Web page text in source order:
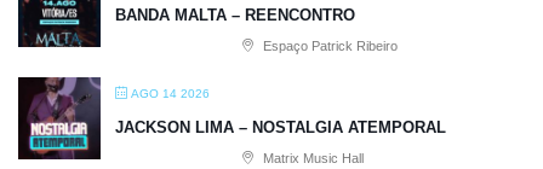
BANDA MALTA – REENCONTRO
Espaço Patrick Ribeiro
AGO 14 2026
JACKSON LIMA – NOSTALGIA ATEMPORAL
Matrix Music Hall